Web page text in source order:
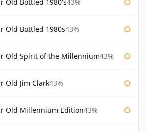
Old Bottled 1980's43%
Old Bottled 1980s43%
Old Spirit of the Millennium43%
Old Jim Clark43%
Old Millennium Edition43%